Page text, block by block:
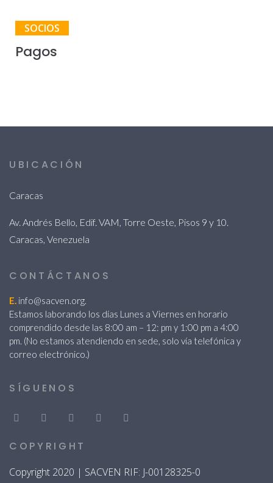
SOCIOS
Pagos
UBICACIÓN
Caracas
Av. Andrés Bello, Edif. VAM, Torre Oeste, Pisos 9 y 10.
Caracas, Venezuela
CONTÁCTANOS
E. info@sacven.org.
Estamos laborando los días Lunes a Viernes en horario
comprendido desde las 8:00 am – 12: pm y 1:00 pm a 4:00
pm. (No estamos atendiendo en sede, solo vía telefónica y
correo electrónico.)
SÍGUENOS
COPYRIGHT
Copyright 2020 | SACVEN RIF: J-00128325-0